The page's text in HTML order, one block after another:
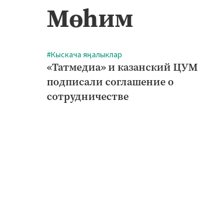
Мөһим
#Кыскача яңалыклар
«Татмедиа» и казанский ЦУМ
подписали соглашение о
сотрудничестве